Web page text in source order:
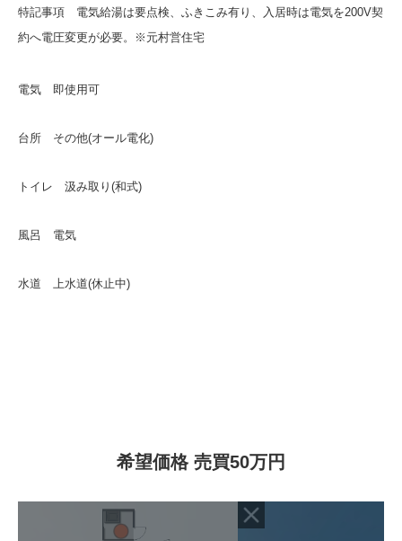
特記事項 電気給湯は要点検、ふきこみ有り、入居時は電気を200V契
約へ電圧変更が必要。※元村営住宅
電気 即使用可
台所 その他(オール電化)
トイレ 汲み取り(和式)
風呂 電気
水道 上水道(休止中)
希望価格 売買50万円